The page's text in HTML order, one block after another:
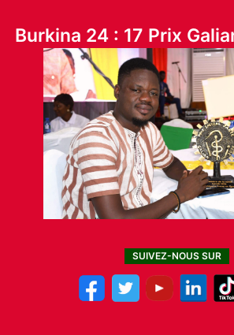
Burkina 24 : 17 Prix
SUIVEZ-NOUS SUR